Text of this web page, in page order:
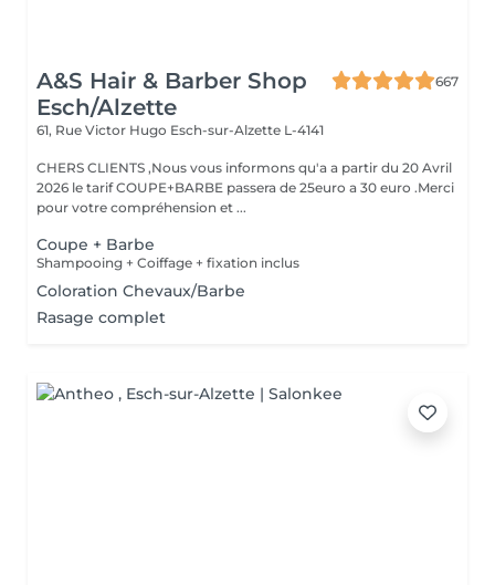
A&S Hair & Barber Shop
Esch/Alzette
667
61, Rue Victor Hugo Esch-sur-Alzette L-4141
CHERS CLIENTS ,Nous vous informons qu'a a partir du 20 Avril
2026 le tarif COUPE+BARBE passera de 25euro a 30 euro .Merci
pour votre compréhension et ...
Coupe + Barbe
Shampooing + Coiffage + fixation inclus
Coloration Chevaux/Barbe
Rasage complet